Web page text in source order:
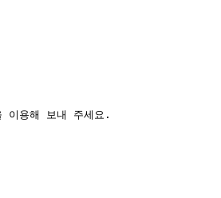
이용해 보내 주세요.